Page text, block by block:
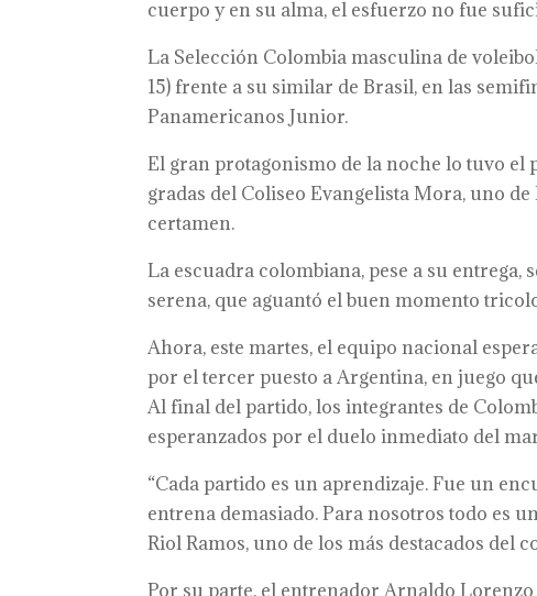
cuerpo y en su alma, el esfuerzo no fue
La Selección Colombia masculina de
15) frente a su similar de Brasil, en las
Panamericanos Junior.
El gran protagonismo de la noche lo tuvo
gradas del Coliseo Evangelista Mora, uno
certamen.
La escuadra colombiana, pese a su
serena, que aguantó el buen momento
Ahora, este martes, el equipo nacional
por el tercer puesto a Argentina, en juego
Al final del partido, los integrantes de
esperanzados por el duelo inmediato del
“Cada partido es un aprendizaje. Fue un
entrena demasiado. Para nosotros todo es
Riol Ramos, uno de los más destacados del
Por su parte, el entrenador Arnaldo